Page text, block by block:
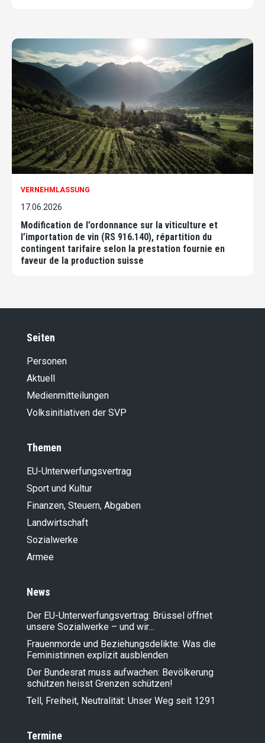
VERNEHMLASSUNG
17.06.2026
Modification de l’ordonnance sur la viticulture et
l’importation de vin (RS 916.140), répartition du
contingent tarifaire selon la prestation fournie en
faveur de la production suisse
Seiten
Personen
Aktuell
Medienmitteilungen
Volksinitiativen der SVP
Themen
EU-Unterwerfungsvertrag
Sport und Kultur
Finanzen, Steuern, Abgaben
Landwirt­schaft
Sozialwerke
Armee
News
Der EU-Unterwerfungsvertrag: Brüssel öffnet
unsere Sozialwerke – und wir…
Frauenmorde und Beziehungsdelikte: Was die
Feministinnen explizit ausblenden
Der Bundesrat muss aufwachen: Bevölkerung
schützen heisst Grenzen schützen!
Tell, Freiheit, Neutralität: Unser Weg seit 1291
Termine